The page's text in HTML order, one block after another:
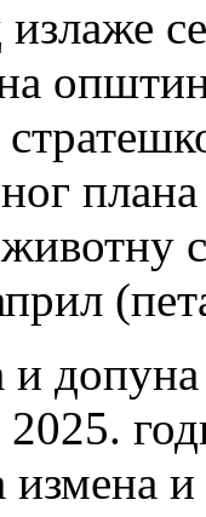
измена